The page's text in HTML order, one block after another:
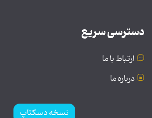
دسترسی سریع
ارتباط با ما
درباره ما
نسخه دسکتاپ